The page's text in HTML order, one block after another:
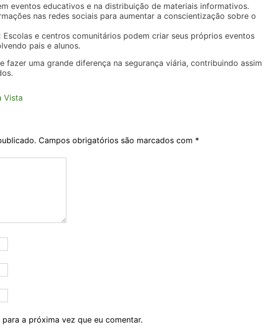
eventos educativos e na distribuição de materiais informativos.
nas redes sociais para aumentar a conscientização sobre o
Escolas e centros comunitários podem criar seus próprios eventos
pais e alunos.
fazer uma grande diferença na segurança viária, contribuindo assim
Vista
Campos obrigatórios são marcados com *
a próxima vez que eu comentar.